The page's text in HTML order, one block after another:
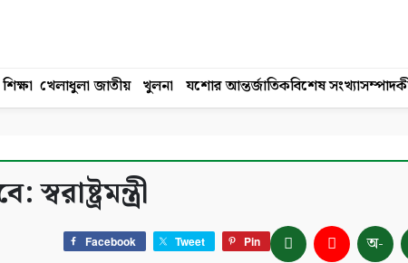
শিক্ষা খেলাধুলা জাতীয় খুলনা যশোর আন্তর্জাতিকবিশেষ সংখ্যা
Facebook Tweet Pin অ-